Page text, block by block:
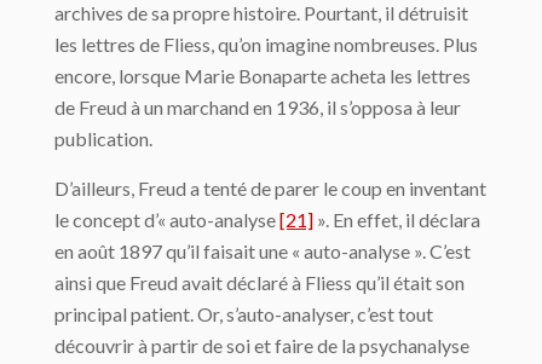
archives de sa propre histoire. Pourtant, il détruisit
les lettres de Fliess, qu’on imagine nombreuses. Plus
encore, lorsque Marie Bonaparte acheta les lettres
de Freud à un marchand en 1936, il s’opposa à leur
publication.
D’ailleurs, Freud a tenté de parer le coup en inventant
le concept d’« auto-analyse[21] ». En effet, il déclara
en août 1897 qu’il faisait une « auto-analyse ». C’est
ainsi que Freud avait déclaré à Fliess qu’il était son
principal patient. Or, s’auto-analyser, c’est tout
découvrir à partir de soi et faire de la psychanalyse